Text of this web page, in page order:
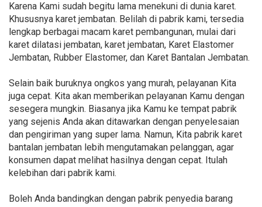
Karena Kami sudah begitu lama menekuni di dunia karet.
Khususnya karet jembatan. Belilah di pabrik kami, tersedia
lengkap berbagai macam karet pembangunan, mulai dari
karet dilatasi jembatan, karet jembatan, Karet Elastomer
Jembatan, Rubber Elastomer, dan Karet Bantalan Jembatan.
Selain baik buruknya ongkos yang murah, pelayanan Kita
juga cepat. Kita akan memberikan pelayanan Kamu dengan
sesegera mungkin. Biasanya jika Kamu ke tempat pabrik
yang sejenis Anda akan ditawarkan dengan penyelesaian
dan pengiriman yang super lama. Namun, Kita pabrik karet
bantalan jembatan lebih mengutamakan pelanggan, agar
konsumen dapat melihat hasilnya dengan cepat. Itulah
kelebihan dari pabrik kami.
Boleh Anda bandingkan dengan pabrik penyedia barang